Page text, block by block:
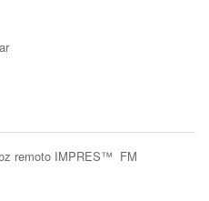
remoto IMPRES™ FM